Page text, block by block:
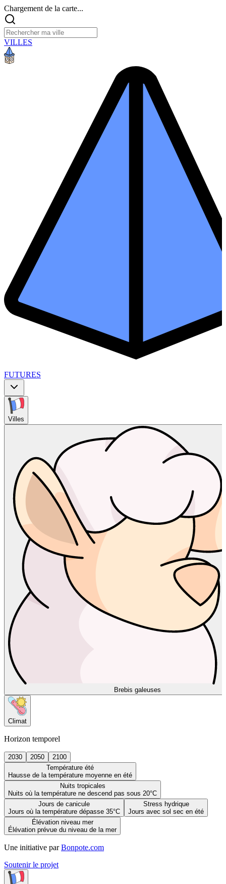
Chargement de la carte...
VILLES
FUTURES
Villes
Brebis galeuses
Climat
Horizon temporel
2030 2050
2100
Température été
Hausse de la température moyenne en été
Nuits tropicales
Nuits où la température ne descend pas sous 20°C
Jours de canicule
Jours où la température dépasse 35°C
Stress hydrique
Jours avec sol sec en été
Élévation niveau mer
Élévation prévue du niveau de la mer
Une initiative par Bonpote.com
Soutenir le projet